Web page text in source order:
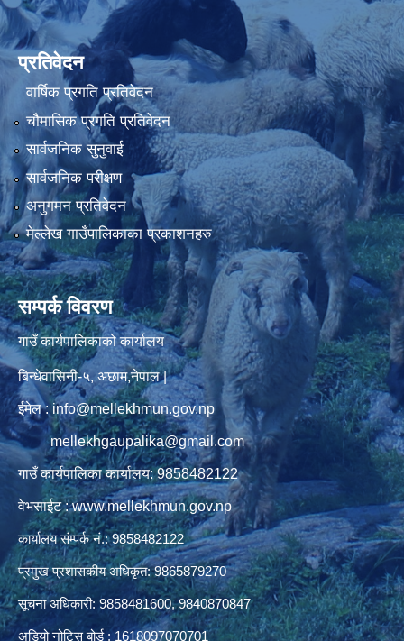
प्रतिवेदन
वार्षिक प्रगति प्रतिवेदन
चौमासिक प्रगति प्रतिवेदन
सार्वजनिक सुनुवाई
सार्वजनिक परीक्षण
अनुगमन प्रतिवेदन
मेल्लेख गाउँपालिकाका प्रकाशनहरु
सम्पर्क विवरण
गाउँ कार्यपालिकाको कार्यालय
बिन्धेवासिनी-५, अछाम,नेपाल |
ईमेल : info@mellekhmun.gov.np
mellekhgaupalika@gmail.com
गाउँ कार्यपालिका कार्यालय: 9858482122
वेभसाईट : www.mellekhmun.gov.np
कार्यालय संम्पर्क नं.: 9858482122
प्रमुख प्रशासकीय अधिकृत: 9865879270
सूचना अधिकारी: 9858481600, 9840870847
अडियो नोटिस बोर्ड : 1618097070701